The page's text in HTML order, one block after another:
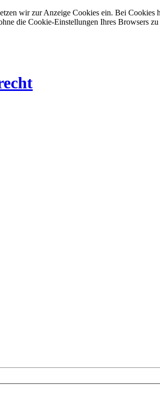
wir zur Anzeige Cookies ein. Bei
die Cookie-Einstellungen Ihres Browsers